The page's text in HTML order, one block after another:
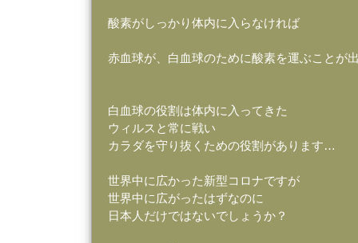
酸素がしっかり体内に入らなければ
赤血球が、白血球のために酸素を運ぶことが
白血球の役割は体内に入ってきた
ウィルスと常に戦い
カラダを守り抜くための役割があります…
世界中に広かった新型コロナですが
世界中に広がったはずなのに
日本人だけではないでしょうか？